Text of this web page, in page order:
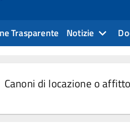
Trasparente Notizie
Canoni di locazione o affitto